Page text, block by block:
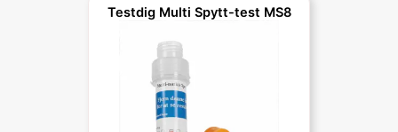
Testdig Multi Spytt-test MS8